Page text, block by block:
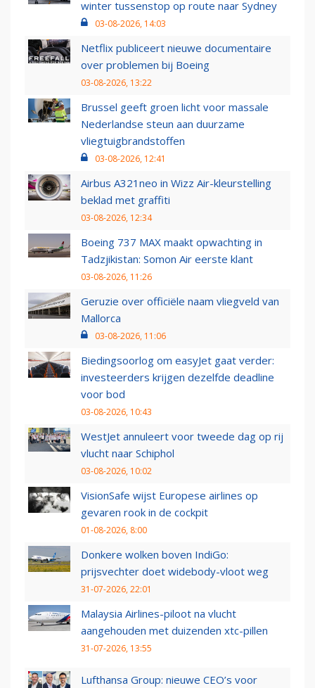
winter tussenstop op route naar Sydney
03-08-2026, 14:03
Netflix publiceert nieuwe documentaire
over problemen bij Boeing
03-08-2026, 13:22
Brussel geeft groen licht voor massale
Nederlandse steun aan duurzame
vliegtuigbrandstoffen
03-08-2026, 12:41
Airbus A321neo in Wizz Air-kleurstelling
beklad met graffiti
03-08-2026, 12:34
Boeing 737 MAX maakt opwachting in
Tadzjikistan: Somon Air eerste klant
03-08-2026, 11:26
Geruzie over officiële naam vliegveld van
Mallorca
03-08-2026, 11:06
Biedingsoorlog om easyJet gaat verder:
investeerders krijgen dezelfde deadline
voor bod
03-08-2026, 10:43
WestJet annuleert voor tweede dag op rij
vlucht naar Schiphol
03-08-2026, 10:02
VisionSafe wijst Europese airlines op
gevaren rook in de cockpit
01-08-2026, 8:00
Donkere wolken boven IndiGo:
prijsvechter doet widebody-vloot weg
31-07-2026, 22:01
Malaysia Airlines-piloot na vlucht
aangehouden met duizenden xtc-pillen
31-07-2026, 13:55
Lufthansa Group: nieuwe CEO’s voor